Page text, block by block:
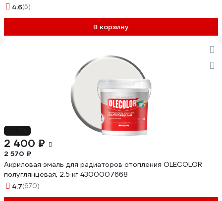
4.6(5)
В корзину
2 400 ₽
2 570 ₽
Акриловая эмаль для радиаторов отопления OLECOLOR
полуглянцевая, 2.5 кг 4300007668
4.7(670)